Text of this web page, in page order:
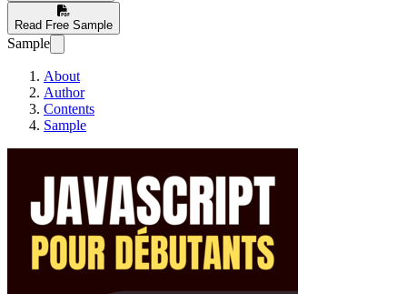
Read Free Sample
Sample
About
Author
Contents
Sample